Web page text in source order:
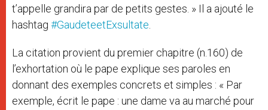
t’appelle grandira par de petits gestes. » Il a ajouté le
hashtag #GaudeteetExsultate.
La citation provient du premier chapitre (n.160) de
l’exhortation où le pape explique ses paroles en
donnant des exemples concrets et simples : « Par
exemple, écrit le pape : une dame va au marché pour